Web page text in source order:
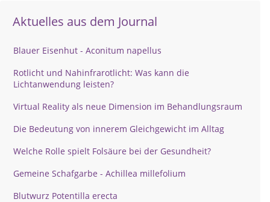
Aktuelles aus dem Journal
Blauer Eisenhut - Aconitum napellus
Rotlicht und Nahinfrarotlicht: Was kann die
Lichtanwendung leisten?
Virtual Reality als neue Dimension im Behandlungsraum
Die Bedeutung von innerem Gleichgewicht im Alltag
Welche Rolle spielt Folsäure bei der Gesundheit?
Gemeine Schafgarbe - Achillea millefolium
Blutwurz Potentilla erecta